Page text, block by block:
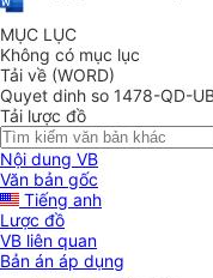
MỤC LỤC
Không có mục lục
Tải về (WORD)
Quyet dinh so 1478-QD-
Tải lược đồ
Nội dung VB
Văn bản gốc
Tiếng anh
Lược đồ
VB liên quan
Bản án áp dụng